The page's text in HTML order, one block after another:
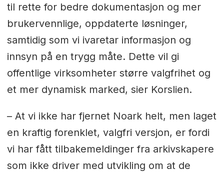
til rette for bedre dokumentasjon og mer
brukervennlige, oppdaterte løsninger,
samtidig som vi ivaretar informasjon og
innsyn på en trygg måte. Dette vil gi
offentlige virksomheter større valgfrihet og
et mer dynamisk marked, sier Korslien.
– At vi ikke har fjernet Noark helt, men laget
en kraftig forenklet, valgfri versjon, er fordi
vi har fått tilbakemeldinger fra arkivskapere
som ikke driver med utvikling om at de